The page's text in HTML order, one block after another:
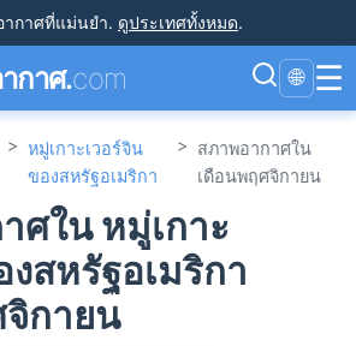
กาศที่แม่นยำ. ดูประเทศทั้งหมด.
กาศ.com 🌐 ☰
> หมู่เกาะเวอร์จิน
ของสหรัฐอเมริกา
> สภาพอากาศใน
เดือนพฤศจิกายน
ศใน หมู่เกาะ
งสหรัฐอเมริกา
กายน